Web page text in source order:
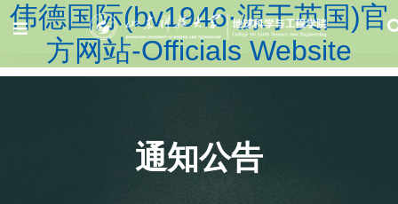
伟德国际(bv1946·源于英国)官
方网站-Officials Website
通知公告